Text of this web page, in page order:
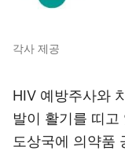
각사 제공
HIV 예방주사와
발이 활기를 띠
도상국에 의약품